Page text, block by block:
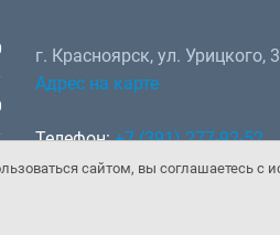
сайтом, вы соглашаетесь с
г. Красноярск, ул. Урицкого,
Адрес на карте
Телефон: +7 (391) 277-92-52
WhatsApp, Telegram:+7 (902)